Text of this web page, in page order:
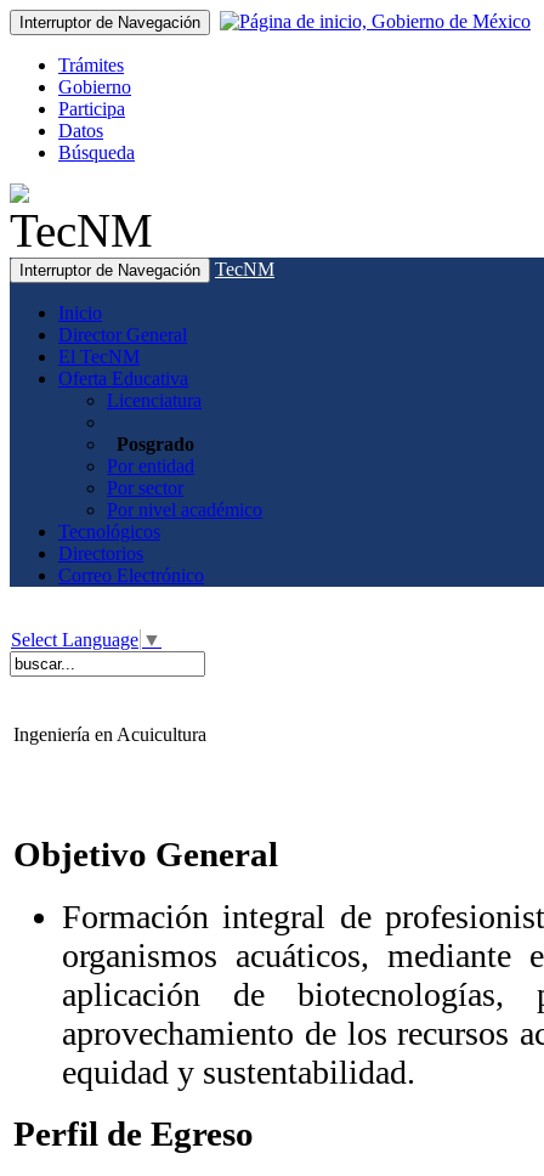
Interruptor de Navegación
Trámites
Gobierno
Participa
Datos
Búsqueda
Interruptor de Navegación TecNM
Inicio
Director General
El TecNM
Oferta Educativa
Licenciatura
Posgrado
Por entidad
Por sector
Por nivel académico
Tecnológicos
Directorios
Correo Electrónico
Select Language ▼
Ingeniería en Acuicultura
Objetivo General
Formación integral de
organismos acuáticos, mediante
aplicación de
aprovechamiento de los recursos
equidad y sustentabilidad.
Perfil de Egreso